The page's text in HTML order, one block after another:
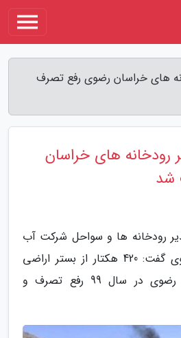
های خراسان رضوی رفع تصرف
رودخانه های خراسان
شد
رودخانه ها و سواحل شرکت آب
منطقه ای خراسان رضوی گفت: 420 هکتار از بستر اراضی
رودخانه های خراسان رضوی در سال 99 رفع تصرف و